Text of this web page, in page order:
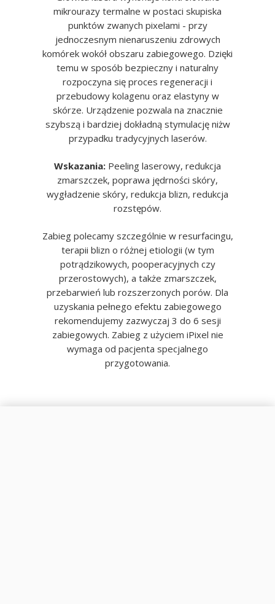
mikrourazy termalne w postaci skupiska
punktów zwanych pixelami - przy
jednoczesnym nienaruszeniu zdrowych
komórek wokół obszaru zabiegowego. Dzięki
temu w sposób bezpieczny i naturalny
rozpoczyna się proces regeneracji i
przebudowy kolagenu oraz elastyny w
skórze. Urządzenie pozwala na znacznie
szybszą i bardziej dokładną stymulację niżw
przypadku tradycyjnych laserów.
Wskazania: Peeling laserowy, redukcja
zmarszczek, poprawa jędrności skóry,
wygładzenie skóry, redukcja blizn, redukcja
rozstępów.
Zabieg polecamy szczególnie w resurfacingu,
terapii blizn o różnej etiologii (w tym
potrądzikowych, pooperacyjnych czy
przerostowych), a także zmarszczek,
przebarwień lub rozszerzonych porów. Dla
uzyskania pełnego efektu zabiegowego
rekomendujemy zazwyczaj 3 do 6 sesji
zabiegowych. Zabieg z użyciem iPixel nie
wymaga od pacjenta specjalnego
przygotowania.